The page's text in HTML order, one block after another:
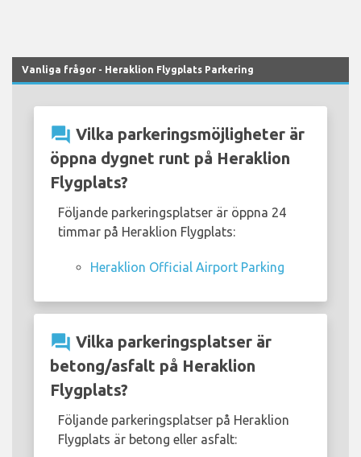
Vanliga frågor - Heraklion Flygplats Parkering
question_answer Vilka parkeringsmöjligheter är
öppna dygnet runt på Heraklion
Flygplats?
Följande parkeringsplatser är öppna 24
timmar på Heraklion Flygplats:
Heraklion Official Airport Parking
question_answer Vilka parkeringsplatser är
betong/asfalt på Heraklion
Flygplats?
Följande parkeringsplatser på Heraklion
Flygplats är betong eller asfalt: